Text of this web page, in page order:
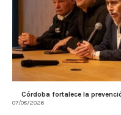
Córdoba fortalece la
07/08/2026